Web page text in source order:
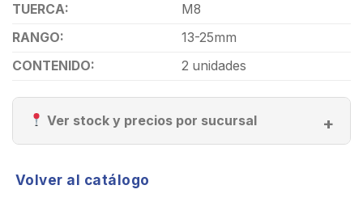
TUERCA:
M8
RANGO:
13-25mm
CONTENIDO:
2 unidades
Ver stock y precios por sucursal
Volver al catálogo